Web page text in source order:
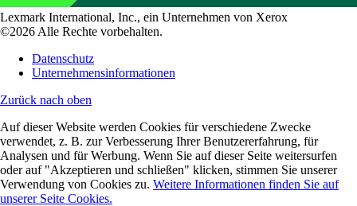
Lexmark International, Inc., ein Unternehmen von Xerox
©2026 Alle Rechte vorbehalten.
Datenschutz
Unternehmensinformationen
Zurück nach oben
Auf dieser Website werden Cookies für verschiedene Zwecke
verwendet, z. B. zur Verbesserung Ihrer Benutzererfahrung, für
Analysen und für Werbung. Wenn Sie auf dieser Seite weitersurfen
oder auf "Akzeptieren und schließen" klicken, stimmen Sie unserer
Verwendung von Cookies zu. Weitere Informationen finden Sie auf
unserer Seite Cookies.